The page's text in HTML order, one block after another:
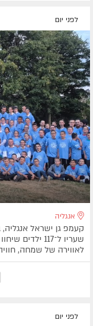
לפני יום
אנגליה
קעמפ גן ישראל
לאווירה של שמחה,
לפני יום